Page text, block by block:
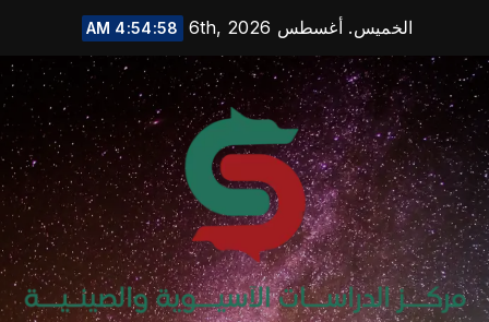
content
الخميس. أغسطس 6th, 2026 4:54:59 AM